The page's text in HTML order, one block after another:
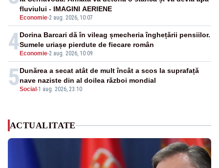
Economie-2 aug. 2026, 10:07
fluviului - IMAGINI AERIENE
4 Economie-2 aug. 2026, 10:09
Dorina Barcari dă în vileag șmecheria înghețării pensiilor.
Sumele uriașe pierdute de fiecare român
5Social -1 aug. 2026, 23:10
Dunărea a secat atât de mult încât a scos la suprafață
nave naziste din al doilea război mondial
ACTUALITATE